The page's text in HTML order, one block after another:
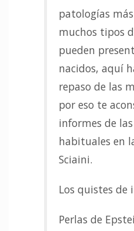
patologías
muchos tipos
pueden
nacidos, aquí
repaso de las
por eso te
informes de
habituales en
Sciaini.
Los quistes de
Perlas de